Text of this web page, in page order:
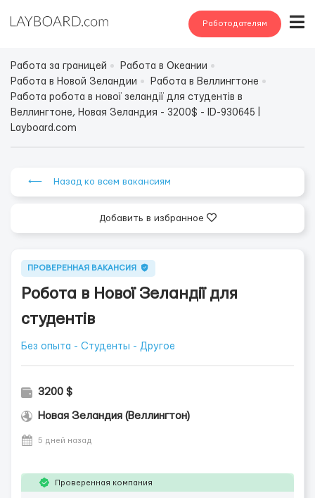
Работодателям
Работа за границей
Работа в Океании
Работа в Новой Зеландии
Работа в Веллингтоне
Работа робота в нової зеландії для студентів в
Веллингтоне, Новая Зеландия - 3200$ - ID-930645 |
Layboard.com
⟵ Назад ко всем вакансиям
Добавить в избранное
ПРОВЕРЕННАЯ ВАКАНСИЯ
Робота в Нової Зеландії для
студентів
Без опыта - Студенты - Другое
3200 $
Новая Зеландия (Веллингтон)
5 дней назад
Проверенная компания